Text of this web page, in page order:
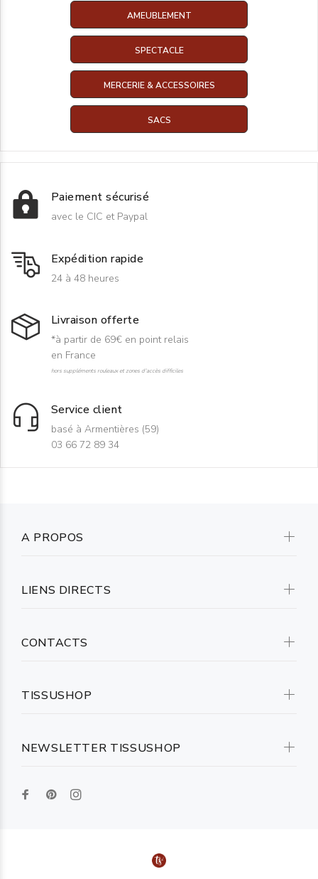
AMEUBLEMENT
SPECTACLE
MERCERIE & ACCESSOIRES
SACS
Paiement sécurisé
avec le CIC et Paypal
Expédition rapide
24 à 48 heures
Livraison offerte
*à partir de 69€ en point relais
en France
hors suppléments rouleaux et zones d'accès difficiles
Service client
basé à Armentières (59)
03 66 72 89 34
NEWSLETTER TISSUSHOP
A PROPOS
LIENS DIRECTS
CONTACTS
TISSUSHOP